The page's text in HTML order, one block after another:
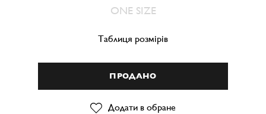
ONE SIZE
Таблиця розмірів
ПРОДАНО
Додати в обране